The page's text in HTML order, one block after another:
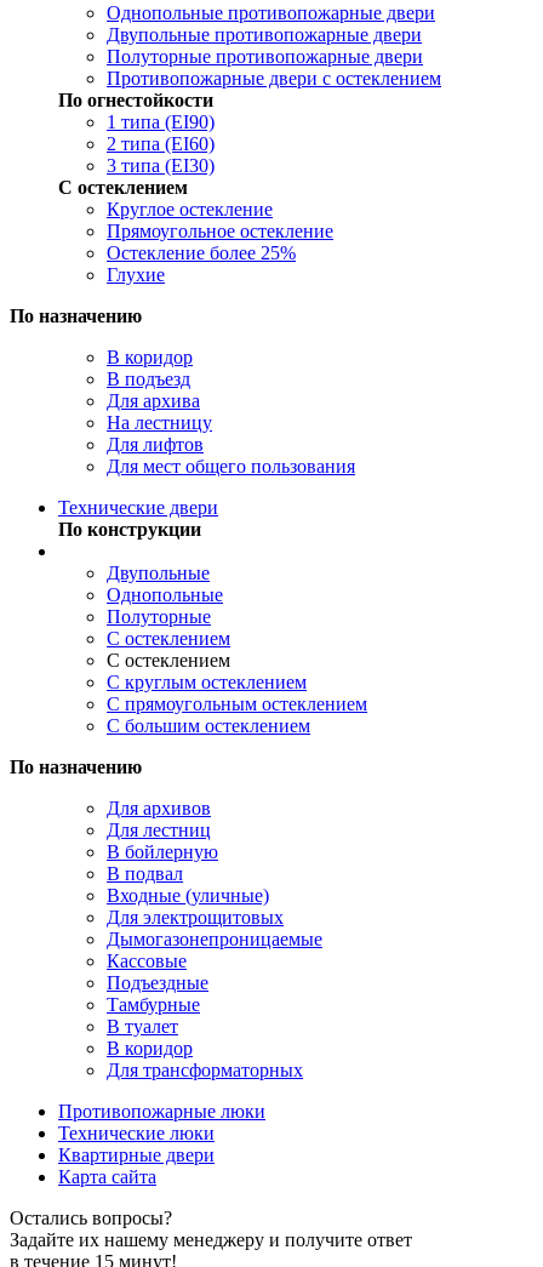
Однопольные противопожарные двери
Двупольные противопожарные двери
Полуторные противопожарные двери
Противопожарные двери с остеклением
По огнестойкости
1 типа (EI90)
2 типа (EI60)
3 типа (EI30)
С остеклением
Круглое остекление
Прямоугольное остекление
Остекление более 25%
Глухие
По назначению
В коридор
В подъезд
Для архива
На лестницу
Для лифтов
Для мест общего пользования
Технические двери
По конструкции
Двупольные
Однопольные
Полуторные
С остеклением
С остеклением
С круглым остеклением
С прямоугольным остеклением
С большим остеклением
По назначению
Для архивов
Для лестниц
В бойлерную
В подвал
Входные (уличные)
Для электрощитовых
Дымогазонепроницаемые
Кассовые
Подъездные
Тамбурные
В туалет
В коридор
Для трансформаторных
Противопожарные люки
Технические люки
Квартирные двери
Карта сайта
Остались вопросы?
Задайте их нашему менеджеру и получите ответ
в течение 15 минут!